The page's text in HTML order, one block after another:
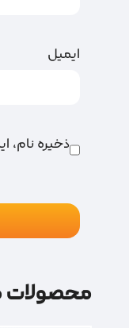
ایمیل
ذخیره نام،
محصولات